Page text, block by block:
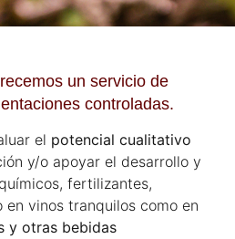
un servicio de
controladas.
el potencial cualitativo
y/o apoyar el desarrollo y
fertilizantes,
vinos tranquilos como en
y otras bebidas